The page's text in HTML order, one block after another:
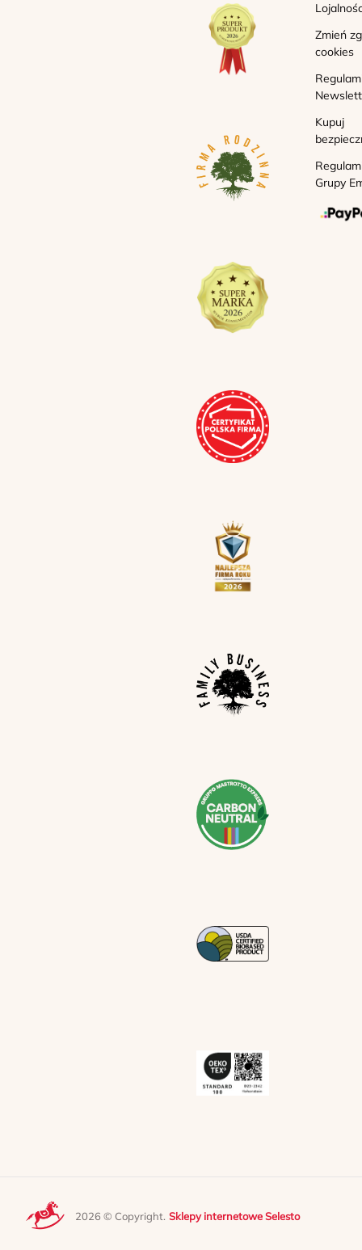
Zmień
cookies
Kupuj
Grupy
2026 © Copyright. Sklepy internetowe Selesto